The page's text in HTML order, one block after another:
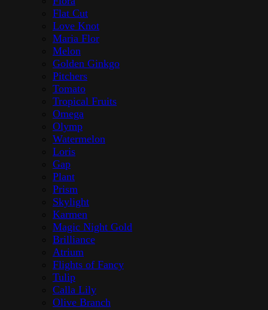
Flat Cut
Love Knot
Maria Flor
Melon
Golden Ginkgo
Pitchers
Tomato
Tropical Fruits
Omega
Olymp
Watermelon
Loris
Gap
Plant
Prism
Skylight
Karmen
Magic Night Gold
Brilliance
Atrium
Flights of Fancy
Tulip
Calla Lily
Olive Branch